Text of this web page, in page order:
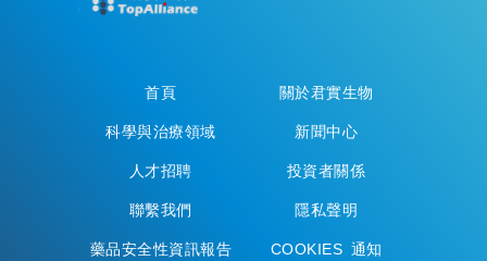
首頁
關於君實生物
科學與治療領域
新聞中心
人才招聘
投資者關係
聯繫我們
隱私聲明
藥品安全性資訊報告
COOKIES 通知